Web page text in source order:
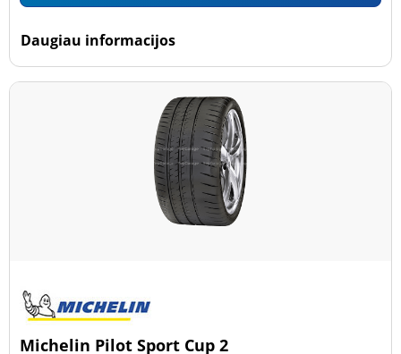
Daugiau informacijos
Michelin Pilot Sport Cup 2